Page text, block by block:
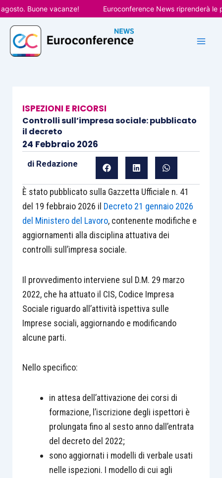
Vai
al
contenuto
Buone vacanze! Euroconference News riprenderà le
ISPEZIONI E RICORSI
Controlli sull’impresa sociale: pubblicato
il decreto
24 Febbraio 2026
di Redazione
È stato pubblicato sulla Gazzetta Ufficiale n. 41
del 19 febbraio 2026 il Decreto 21 gennaio 2026
del Ministero del Lavoro, contenente modifiche e
aggiornamenti alla disciplina attuativa dei
controlli sull’impresa sociale.
Il provvedimento interviene sul D.M. 29 marzo
2022, che ha attuato il CIS, Codice Impresa
Sociale riguardo all’attività ispettiva sulle
Imprese sociali, aggiornando e modificando
alcune parti.
Nello specifico:
in attesa dell’attivazione dei corsi di
formazione, l’iscrizione degli ispettori è
prolungata fino al sesto anno dall’entrata
del decreto del 2022;
sono aggiornati i modelli di verbale usati
nelle ispezioni. I modello di cui agli